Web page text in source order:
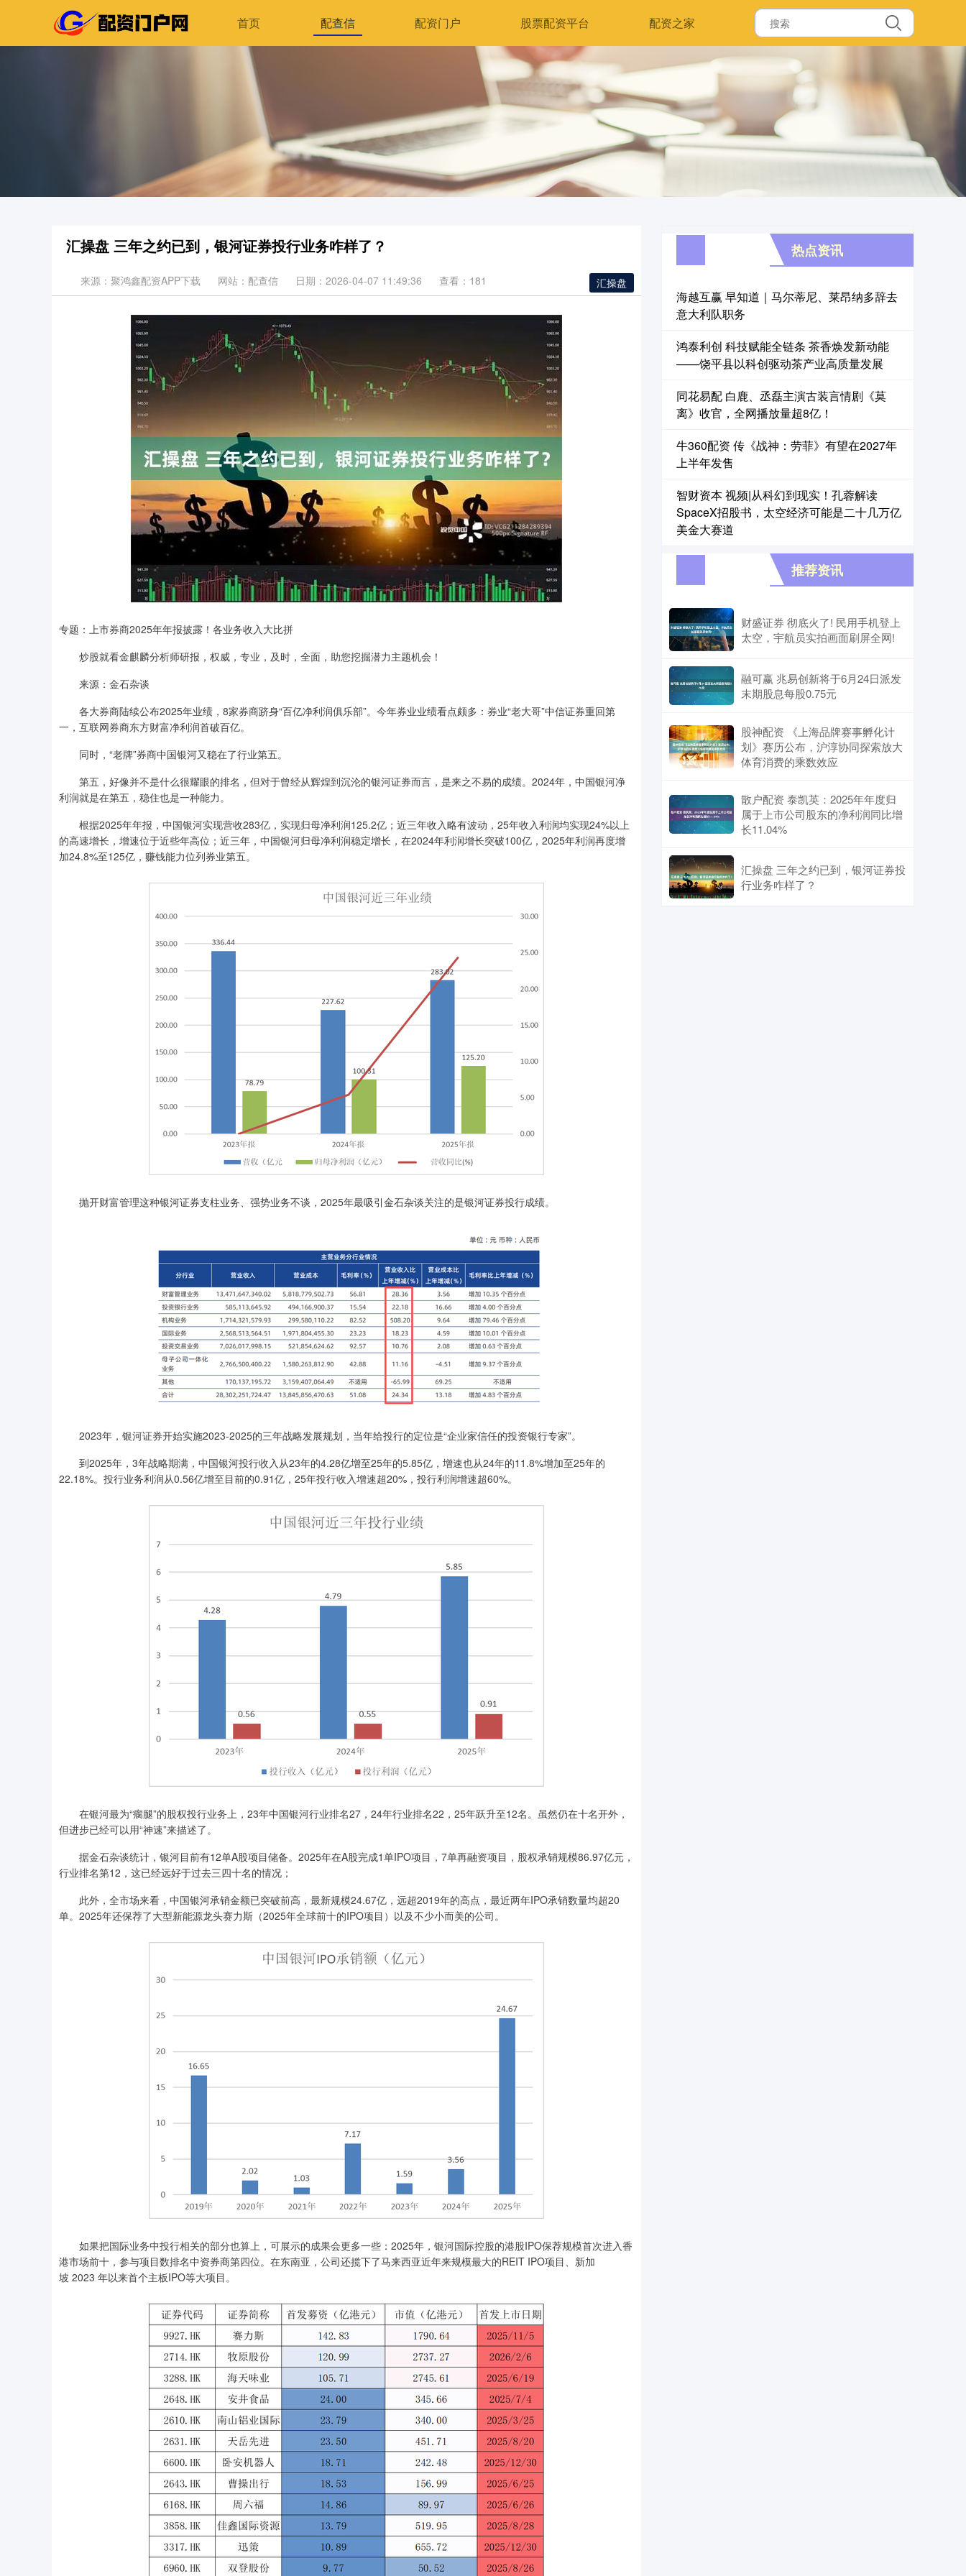
首页 配查信 配资门户 股票配资平台 配资之家
汇操盘 三年之约已到，银河证券投行业务咋样了？
汇操盘
来源：聚鸿鑫配资APP下载 网站：配查信 日期：2026-04-07 11:49:36 查看：181
专题：上市券商2025年年报披露！各业务收入大比拼
炒股就看金麒麟分析师研报，权威，专业，及时，全面，助您挖掘潜力主题机会！
来源：金石杂谈
各大券商陆续公布2025年业绩，8家券商跻身“百亿净利润俱乐部”。今年券业业绩看点颇多：券业“老大哥”中信证券重回第
一，互联网券商东方财富净利润首破百亿。
同时，“老牌”券商中国银河又稳在了行业第五。
第五，好像并不是什么很耀眼的排名，但对于曾经从辉煌到沉沦的银河证券而言，是来之不易的成绩。2024年，中国银河净
利润就是在第五，稳住也是一种能力。
根据2025年年报，中国银河实现营收283亿，实现归母净利润125.2亿；近三年收入略有波动，25年收入利润均实现24%以上
的高速增长，增速位于近些年高位；近三年，中国银河归母净利润稳定增长，在2024年利润增长突破100亿，2025年利润再度增
加24.8%至125亿，赚钱能力位列券业第五。
抛开财富管理这种银河证券支柱业务、强势业务不谈，2025年最吸引金石杂谈关注的是银河证券投行成绩。
2023年，银河证券开始实施2023-2025的三年战略发展规划，当年给投行的定位是“企业家信任的投资银行专家”。
到2025年，3年战略期满，中国银河投行收入从23年的4.28亿增至25年的5.85亿，增速也从24年的11.8%增加至25年的
22.18%。投行业务利润从0.56亿增至目前的0.91亿，25年投行收入增速超20%，投行利润增速超60%。
在银河最为“瘸腿”的股权投行业务上，23年中国银河行业排名27，24年行业排名22，25年跃升至12名。虽然仍在十名开外，
但进步已经可以用“神速”来描述了。
据金石杂谈统计，银河目前有12单A股项目储备。2025年在A股完成1单IPO项目，7单再融资项目，股权承销规模86.97亿元，
行业排名第12，这已经远好于过去三四十名的情况；
此外，全市场来看，中国银河承销金额已突破前高，最新规模24.67亿，远超2019年的高点，最近两年IPO承销数量均超20
单。2025年还保荐了大型新能源龙头赛力斯（2025年全球前十的IPO项目）以及不少小而美的公司。
如果把国际业务中投行相关的部分也算上，可展示的成果会更多一些：2025年，银河国际控股的港股IPO保荐规模首次进入香
港市场前十，参与项目数排名中资券商第四位。在东南亚，公司还揽下了马来西亚近年来规模最大的REIT IPO项目、新加
坡 2023 年以来首个主板IPO等大项目。
热点资讯
海越互赢 早知道｜马尔蒂尼、莱昂纳多辞去
意大利队职务
鸿泰利创 科技赋能全链条 茶香焕发新动能
——饶平县以科创驱动茶产业高质量发展
同花易配 白鹿、丞磊主演古装言情剧《莫
离》收官，全网播放量超8亿！
牛360配资 传《战神：劳菲》有望在2027年
上半年发售
智财资本 视频|从科幻到现实！孔蓉解读
SpaceX招股书，太空经济可能是二十几万亿
美金大赛道
推荐资讯
财盛证券 彻底火了! 民用手机登上
太空，宇航员实拍画面刷屏全网!
融可赢 兆易创新将于6月24日派发
末期股息每股0.75元
股神配资 《上海品牌赛事孵化计
划》赛历公布，沪淳协同探索放大
体育消费的乘数效应
散户配资 泰凯英：2025年年度归
属于上市公司股东的净利润同比增
长11.04%
汇操盘 三年之约已到，银河证券投
行业务咋样了？